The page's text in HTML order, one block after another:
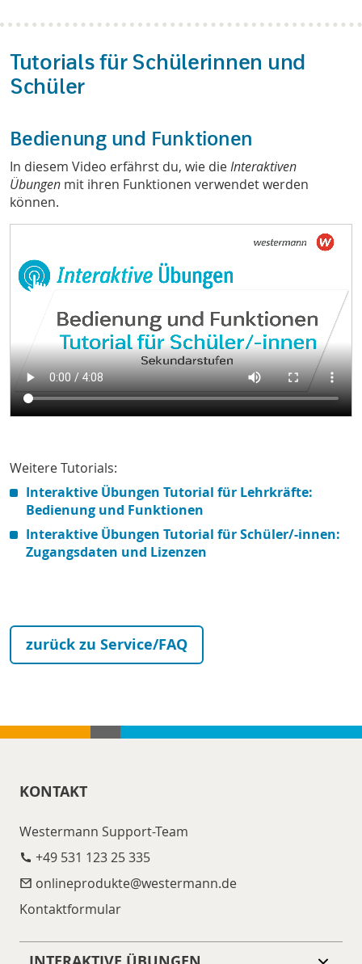
Tutorials für Schülerinnen und
Schüler
Bedienung und Funktionen
In diesem Video erfährst du, wie dieInteraktiven
Übungen mit ihren Funktionen verwendet werden
können.
Weitere Tutorials:
Interaktive Übungen Tutorial für Lehrkräfte:
Bedienung und Funktionen
Interaktive Übungen Tutorial für Schüler/-innen:
Zugangsdaten und Lizenzen
zurück zu Service/FAQ
KONTAKT
Westermann Support-Team
+49 531 123 25 335
onlineprodukte@​westermann.de
Kontaktformular